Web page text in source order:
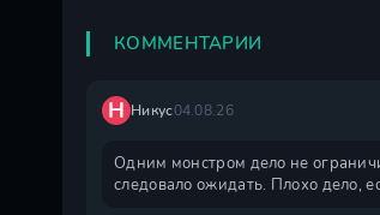
КОММЕНТАРИИ
Н Никус04.08.26
Одним монстром дело не
следовало ожидать. Плохо дело,